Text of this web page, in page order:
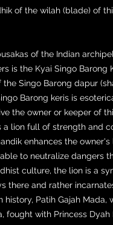
of the wilah (blade) of
of the Indian
is the Kyai Singo Barong
the Singo Barong dapur
Barong keris is
the owner or keeper of
a lion full of strength and
enhances the
to neutralize dangers
culture, the lion is a
there and rather
history, Patih Gajah
fought with Princess